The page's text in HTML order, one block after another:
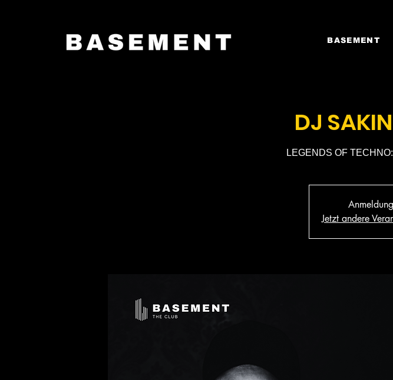
BASEMENT
DJ
LEGENDS OF
Jetzt andere